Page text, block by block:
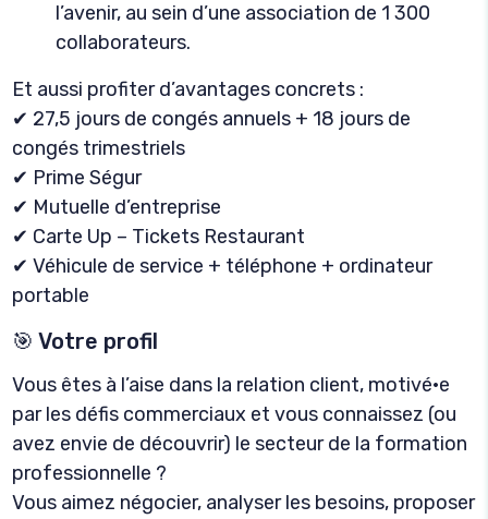
l’avenir, au sein d’une association de 1 300
collaborateurs.
Et aussi profiter d’avantages concrets :
✔ 27,5 jours de congés annuels + 18 jours de
congés trimestriels
✔ Prime Ségur
✔ Mutuelle d’entreprise
✔ Carte Up – Tickets Restaurant
✔ Véhicule de service + téléphone + ordinateur
portable
🎯 Votre profil
Vous êtes à l’aise dans la relation client, motivé·e
par les défis commerciaux et vous connaissez (ou
avez envie de découvrir) le secteur de la formation
professionnelle ?
Vous aimez négocier, analyser les besoins, proposer